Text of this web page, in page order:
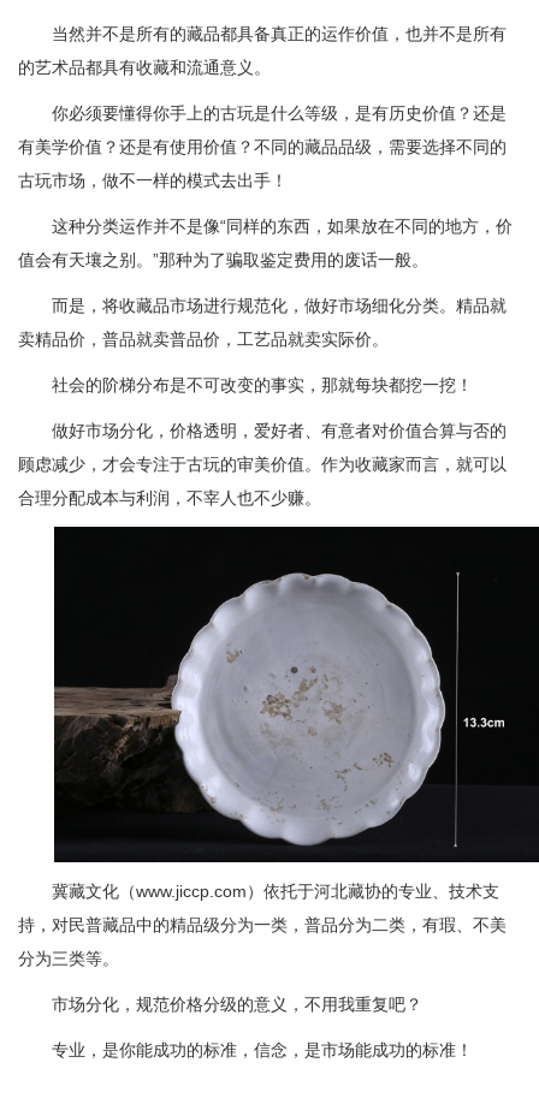
当然并不是所有的藏品都具备真正的运作价值，也并不是所有
的艺术品都具有收藏和流通意义。
你必须要懂得你手上的古玩是什么等级，是有历史价值？还是
有美学价值？还是有使用价值？不同的藏品品级，需要选择不同的
古玩市场，做不一样的模式去出手！
这种分类运作并不是像“同样的东西，如果放在不同的地方，价
值会有天壤之别。”那种为了骗取鉴定费用的废话一般。
而是，将收藏品市场进行规范化，做好市场细化分类。精品就
卖精品价，普品就卖普品价，工艺品就卖实际价。
社会的阶梯分布是不可改变的事实，那就每块都挖一挖！
做好市场分化，价格透明，爱好者、有意者对价值合算与否的
顾虑减少，才会专注于古玩的审美价值。作为收藏家而言，就可以
合理分配成本与利润，不宰人也不少赚。
冀藏文化（www.jiccp.com）依托于河北藏协的专业、技术支
持，对民普藏品中的精品级分为一类，普品分为二类，有瑕、不美
分为三类等。
市场分化，规范价格分级的意义，不用我重复吧？
专业，是你能成功的标准，信念，是市场能成功的标准！